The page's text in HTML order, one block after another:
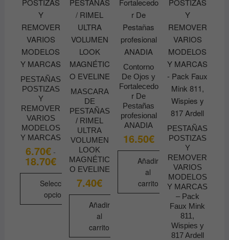
PESTAÑAS
POSTIZAS
Y
REMOVER
VARIOS
MODELOS
Y MARCAS
6.70€ -
18.70€Rango
de
precios:
desde
6.70€
hasta
18.70€
Seleccionar
opciones
MASCARA
DE
PESTAÑAS
/ RIMEL
ULTRA
VOLUMEN
LOOK
MAGNÉTIC
O EVELINE
7.40€
Añadir
al
carrito
Contorno
De Ojos y
Fortalecedo
r De
Pestañas
profesional
ANADIA
16.50€
Añadir
al
carrito
PESTAÑAS
POSTIZAS
Y
REMOVER
VARIOS
MODELOS
Y MARCAS
– Pack
Faux Mink
811,
Wispies y
817 Ardell